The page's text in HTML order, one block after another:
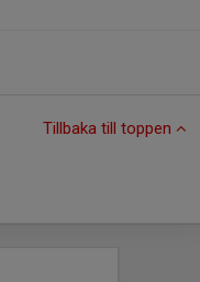
Tillbaka till toppen